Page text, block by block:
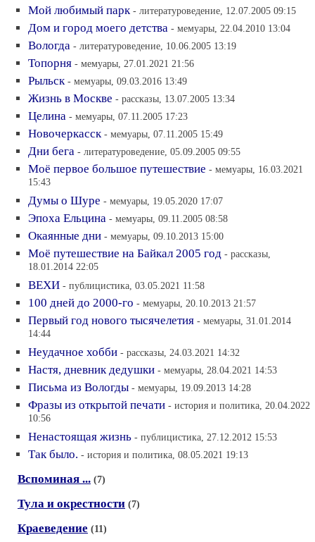
Мой любимый парк - литературоведение, 12.07.2005 09:15
Дом и город моего детства - мемуары, 22.04.2010 13:04
Вологда - литературоведение, 10.06.2005 13:19
Топорня - мемуары, 27.01.2021 21:56
Рыльск - мемуары, 09.03.2016 13:49
Жизнь в Москве - рассказы, 13.07.2005 13:34
Целина - мемуары, 07.11.2005 17:23
Новочеркасск - мемуары, 07.11.2005 15:49
Дни бега - литературоведение, 05.09.2005 09:55
Моё первое большое путешествие - мемуары, 16.03.2021
15:43
Думы о Шуре - мемуары, 19.05.2020 17:07
Эпоха Ельцина - мемуары, 09.11.2005 08:58
Окаянные дни - мемуары, 09.10.2013 15:00
Моё путешествие на Байкал 2005 год - рассказы,
18.01.2014 22:05
ВЕХИ - публицистика, 03.05.2021 11:58
100 дней до 2000-го - мемуары, 20.10.2013 21:57
Первый год нового тысячелетия - мемуары, 31.01.2014
14:44
Неудачное хобби - рассказы, 24.03.2021 14:32
Настя, дневник дедушки - мемуары, 28.04.2021 14:53
Письма из Вологды - мемуары, 19.09.2013 14:28
Фразы из открытой печати - история и политика, 20.04.2022
10:56
Ненастоящая жизнь - публицистика, 27.12.2012 15:53
Так было. - история и политика, 08.05.2021 19:13
Вспоминая ... (7)
Тула и окрестности (7)
Краеведение (11)